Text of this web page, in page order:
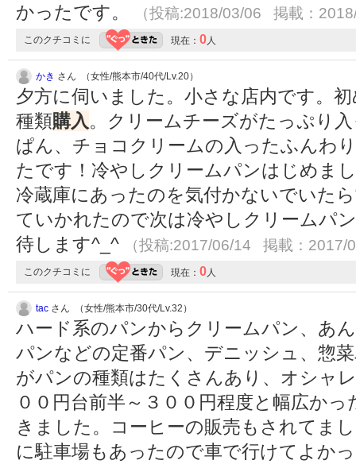
かったです。 （投稿:2018/03/06 掲載：
このクチコミに 現在： 0人
かき さん （女性/熊本市/40代/Lv.20）
夕方に伺いました。小さな店内です。
種類購入。クリームチーズがたっぷり
ぱん、チョコクリームの入ったふんわ
たです！冷やしクリームパンはじめま
冷蔵庫にあったのを気付かないでいた
ていかれたので次は冷やしクリームパ
待します^_^
（投稿:2017/06/14 掲載：2017/
このクチコミに 現在： 0人
tac さん （女性/熊本市/30代/Lv.32）
ハード系のパンからクリームパン、あ
パンなどの定番パン、デニッシュ、惣
がパンの種類はたくさんあり、オシャ
００円台前半～３００円程度と幅広か
きました。コーヒーの販売もされてま
に駐車場もあったので車で行けてよか